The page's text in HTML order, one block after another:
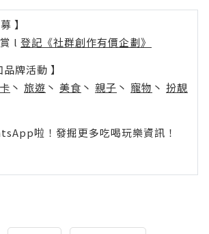
】
l 登記《社群創作有價企劃》
牌活動 】
丶 旅遊 丶 美食 丶 親子 丶 寵物 丶 扮靚
啦！發掘更多吃喝玩樂資訊！